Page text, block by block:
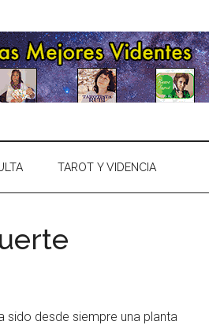
TAROT Y VIDENCIA
sido desde siempre una planta